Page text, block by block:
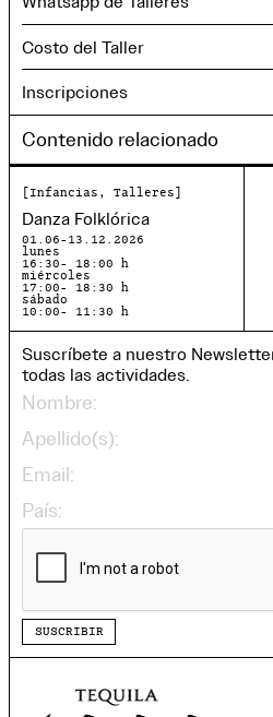
Costo del Taller
Inscripciones
Contenido relacionado
Infancias, Talleres
Danza Folklórica
01.06-13.12.2026
lunes
16:30- 18:00 h
miércoles
17:00- 18:30 h
sábado
10:00- 11:30 h
Suscríbete a nuestro
todas las actividades.
SUSCRIBIR